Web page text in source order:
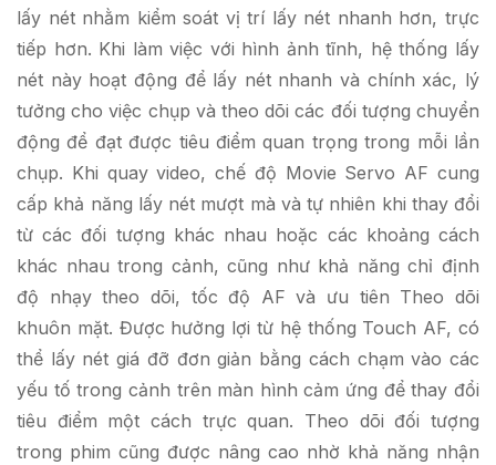
lấy nét nhằm kiểm soát vị trí lấy nét nhanh hơn, trực
tiếp hơn. Khi làm việc với hình ảnh tĩnh, hệ thống lấy
nét này hoạt động để lấy nét nhanh và chính xác, lý
tưởng cho việc chụp và theo dõi các đối tượng chuyển
động để đạt được tiêu điểm quan trọng trong mỗi lần
chụp. Khi quay video, chế độ Movie Servo AF cung
cấp khả năng lấy nét mượt mà và tự nhiên khi thay đổi
từ các đối tượng khác nhau hoặc các khoảng cách
khác nhau trong cảnh, cũng như khả năng chỉ định
độ nhạy theo dõi, tốc độ AF và ưu tiên Theo dõi
khuôn mặt. Được hưởng lợi từ hệ thống Touch AF, có
thể lấy nét giá đỡ đơn giản bằng cách chạm vào các
yếu tố trong cảnh trên màn hình cảm ứng để thay đổi
tiêu điểm một cách trực quan. Theo dõi đối tượng
trong phim cũng được nâng cao nhờ khả năng nhận